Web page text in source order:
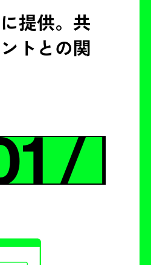
提供。共
トとの関
/